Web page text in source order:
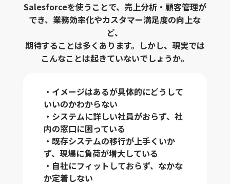
Salesforceを使うことで、売上分析・顧客管理が
でき、業務効率化やカスタマー満足度の向上な
ど、
期待することは多くあります。しかし、現実では
こんなことは起きていないでしょうか。
・イメージはあるが具体的にどうして
いいのかわからない
・システムに詳しい社員がおらず、社
内の窓口に困っている
・既存システムの移行が上手くいか
ず、現場に負荷が増大している
・自社にフィットしておらず、なかな
か定着しない